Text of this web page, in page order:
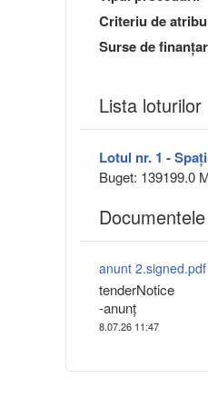
Criteriu de
Surse de
Lista loturilor
Lotul nr. 1 -
Buget: 139199.0
anunt 2.signed.pdf
tenderNotice
-anunț
8.07.26 11:47